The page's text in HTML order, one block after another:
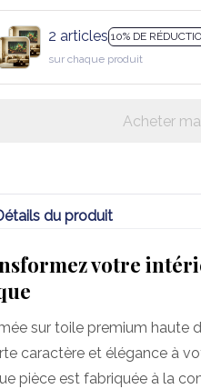
2 articles 10% DE
sur chaque produit
Acheter
du produit
votre
sur toile premium haute
caractère et élégance à
pièce est fabriquée à la